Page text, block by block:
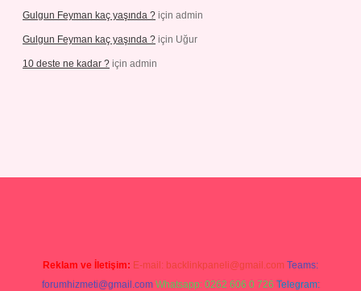
Gulgun Feyman kaç yaşında ? için admin
Gulgun Feyman kaç yaşında ? için Uğur
10 deste ne kadar ? için admin
Reklam ve İletişim: E-mail: backlinkpaneli@gmail.com Teams:
forumhizmeti@gmail.com Whatsapp: 0262 606 0 726 Telegram: